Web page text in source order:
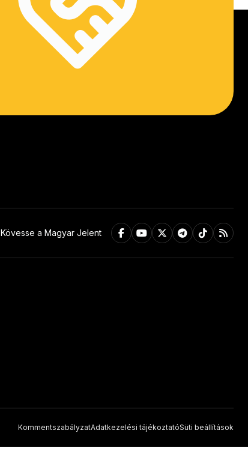
Kövesse a Magyar Jelent
KommentszabályzatAdatkezelési tájékoztatóSüti beállítások